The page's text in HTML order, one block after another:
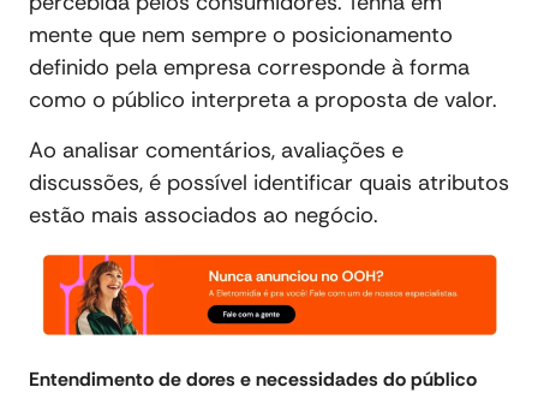
mente que nem sempre o posicionamento
definido pela empresa corresponde à forma
como o público interpreta a proposta de valor.
Ao analisar comentários, avaliações e
discussões, é possível identificar quais atributos
estão mais associados ao negócio.
Entendimento de dores e necessidades do público